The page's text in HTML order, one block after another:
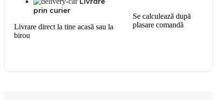
prin curier
Livrare direct la tine acasă sau la
birou
Se calculează după
plasare comandă